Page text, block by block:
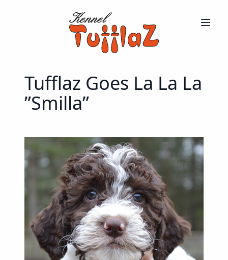
Tufflaz Goes La La La
”Smilla”